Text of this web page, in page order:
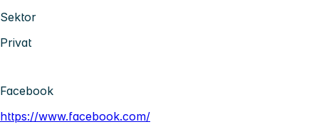
Sektor
Privat
Facebook
https://www.facebook.com/